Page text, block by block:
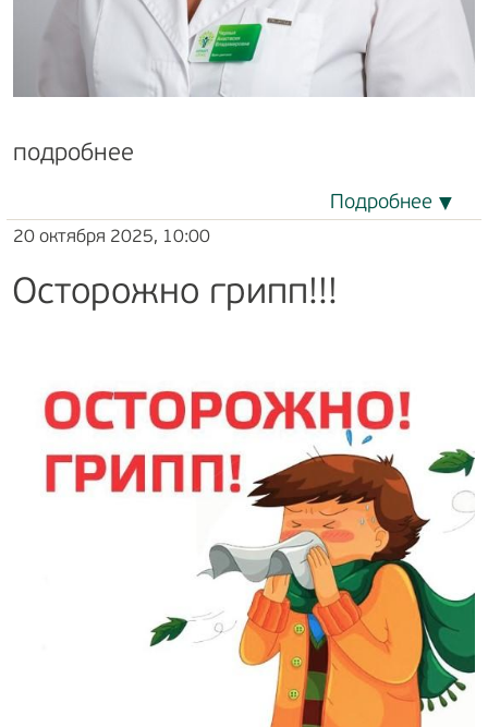
подробнее
Подробнее
20 октября 2025, 10:00
Осторожно грипп!!!